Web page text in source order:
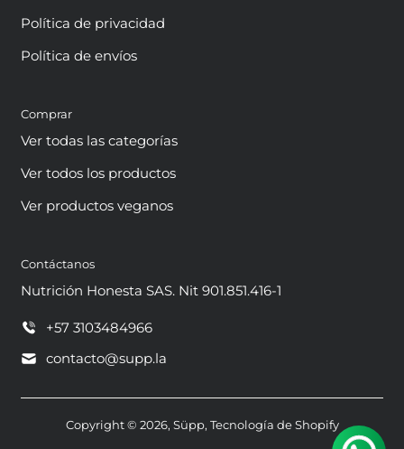
Política de privacidad
Política de envíos
Comprar
Ver todas las categorías
Ver todos los productos
Ver productos veganos
Contáctanos
Nutrición Honesta SAS. Nit 901.851.416-1
+57 3103484966
contacto@supp.la
Copyright © 2026, Süpp, Tecnología de Shopify